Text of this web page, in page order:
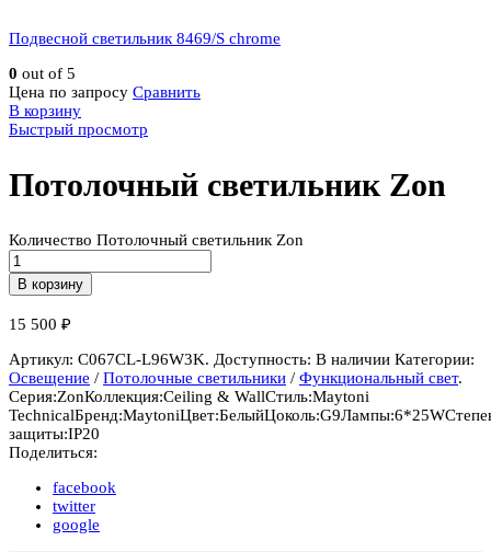
Подвесной светильник 8469/S chrome
0 out of 5
Цена по запросу Сравнить
В корзину
Быстрый просмотр
Потолочный светильник Zon
Количество Потолочный светильник Zon
В корзину
15 500 ₽
Артикул: C067CL-L96W3K. Доступность: В наличии Категории:
Освещение / Потолочные светильники / Функциональный свет.
Серия:ZonКоллекция:Ceiling & WallСтиль:Maytoni
TechnicalБренд:MaytoniЦвет:БелыйЦоколь:G9Лампы:6*25W
защиты:IP20
Поделиться:
facebook
twitter
google